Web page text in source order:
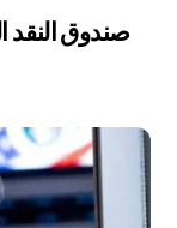
صندوق النقد